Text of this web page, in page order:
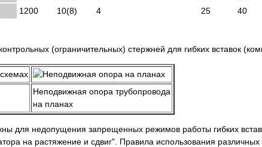
1200 10(8) 4 25 40
(ограничительных) стержней для гибких вставок
Неподвижная опора трубопровода
на планах
для недопущения запрещенных режимов работы гибких
на растяжение и сдвиг". Правила использования различных